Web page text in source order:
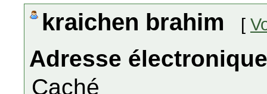
kraichen brahim [
Adresse
Caché